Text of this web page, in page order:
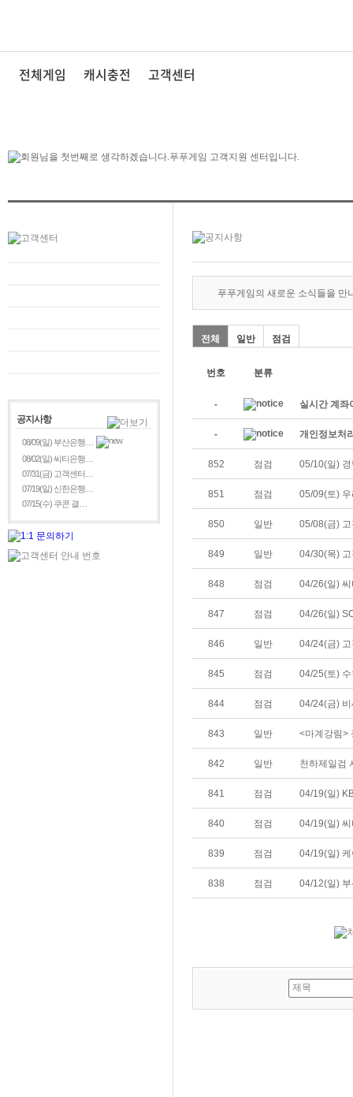
전체게임 캐시충전 고객센터
공지사항
08/09(일) 부산은행…
08/02(일) 씨티은행…
07/31(금) 고객센터…
07/19(일) 신한은행…
07/15(수) 쿠콘 결…
푸푸게임의 새로운 소식들을 만
전체 일반 점검
번호 분류
- 실시간 계좌
- 개인정보처
852 점검 05/10(일)
851 점검 05/09(토)
850 일반 05/08(금)
849 일반 04/30(목)
848 점검 04/26(일)
847 점검 04/26(일)
846 일반 04/24(금)
845 점검 04/25(토)
844 점검 04/24(금)
843 일반 <마계강림>
842 일반 천하제일검
841 점검 04/19(일)
840 점검 04/19(일)
839 점검 04/19(일)
838 점검 04/12(일)